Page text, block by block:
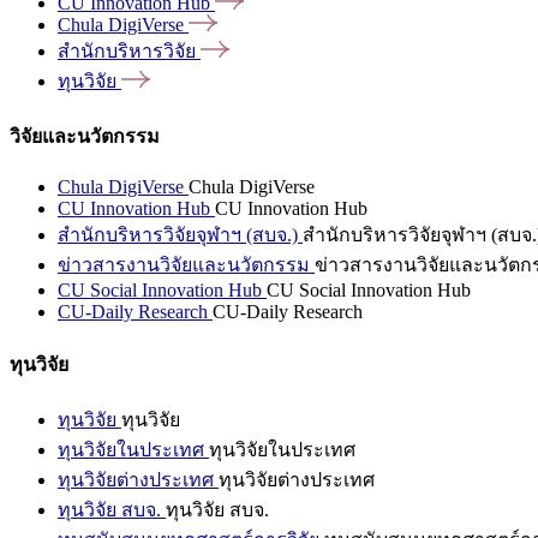
Chula DigiVerse
สำนักบริหารวิจัย
ทุนวิจัย
วิจัยและนวัตกรรม
Chula DigiVerse Chula DigiVerse
CU Innovation Hub CU Innovation Hub
สำนักบริหารวิจัยจุฬาฯ (สบจ.) สำนักบริหารวิจัยจุฬาฯ (สบจ
ข่าวสารงานวิจัยและนวัตกรรม ข่าวสารงานวิจัยและนวัตก
CU Social Innovation Hub CU Social Innovation Hub
CU-Daily Research CU-Daily Research
ทุนวิจัย
ทุนวิจัย ทุนวิจัย
ทุนวิจัยในประเทศ ทุนวิจัยในประเทศ
ทุนวิจัยต่างประเทศ ทุนวิจัยต่างประเทศ
ทุนวิจัย สบจ. ทุนวิจัย สบจ.